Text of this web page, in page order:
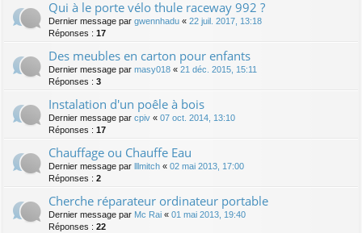
Qui à le porte vélo thule raceway 992 ?
Dernier message par gwennhadu « 22 juil. 2017, 13:18
Réponses : 17
Des meubles en carton pour enfants
Dernier message par masy018 « 21 déc. 2015, 15:11
Réponses : 3
Instalation d'un poêle à bois
Dernier message par cpiv « 07 oct. 2014, 13:10
Réponses : 17
Chauffage ou Chauffe Eau
Dernier message par lllmitch « 02 mai 2013, 17:00
Réponses : 2
Cherche réparateur ordinateur portable
Dernier message par Mc Rai « 01 mai 2013, 19:40
Réponses : 22